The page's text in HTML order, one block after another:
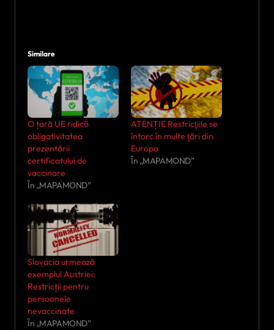
Similare
O țară UE ridică
obligativitatea
prezentării
certificatului de
vaccinare
În „MAPAMOND”
ATENȚIE Restricţiile se
întorc în multe ţări din
Europa
În „MAPAMOND”
Slovacia urmează
exemplul Austriei:
Restricții pentru
persoanele
nevaccinate
În „MAPAMOND”